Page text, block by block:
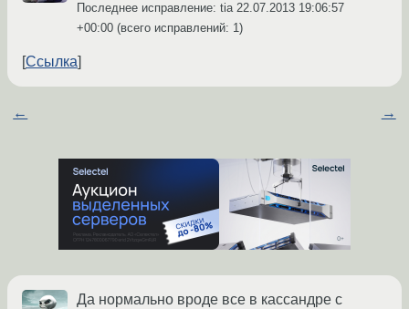
Последнее исправление: tia 22.07.2013 19:06:57
+00:00 (всего исправлений: 1)
Ссылка
← →
Да нормально вроде все в кассандре с